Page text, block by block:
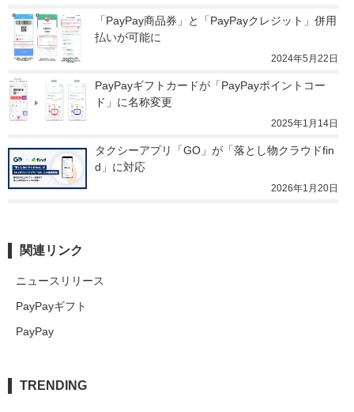
「PayPay商品券」と「PayPayクレジット」併用
払いが可能に
2024年5月22日
PayPayギフトカードが「PayPayポイントコー
ド」に名称変更
2025年1月14日
タクシーアプリ「GO」が「落とし物クラウドfin
d」に対応
2026年1月20日
関連リンク
ニュースリリース
PayPayギフト
PayPay
TRENDING